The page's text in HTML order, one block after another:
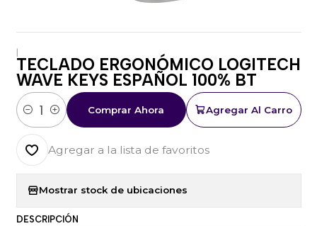
|
TECLADO ERGONÓMICO LOGITECH
WAVE KEYS ESPAÑOL 100% BT
Cantidad
Agregar Al Carro
Comprar Ahora
Agregar a la lista de favoritos
Mostrar stock de ubicaciones
DESCRIPCIÓN